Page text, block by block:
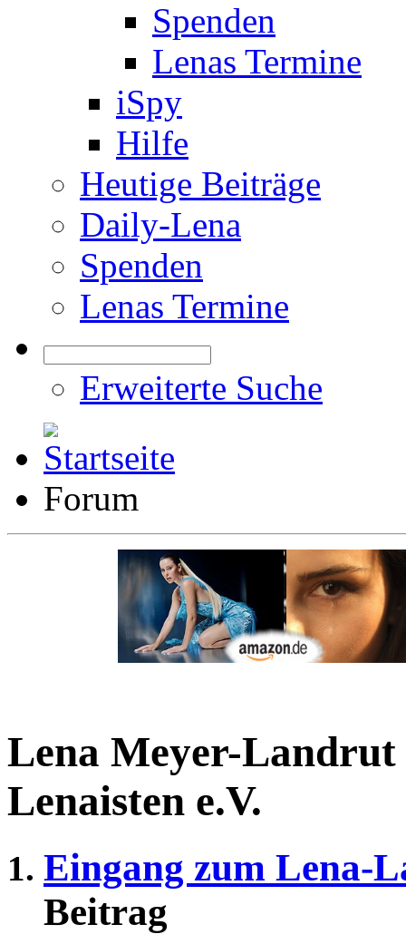
Spenden
Lenas Termine
iSpy
Hilfe
Heutige Beiträge
Daily-Lena
Spenden
Lenas Termine
Erweiterte Suche
Forum
Lena Meyer-
Lenaisten e.V.
Eingang zum Lena-
Beitrag